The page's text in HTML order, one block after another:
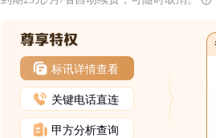
标讯详情查看
关键电话直连
甲方分析查询